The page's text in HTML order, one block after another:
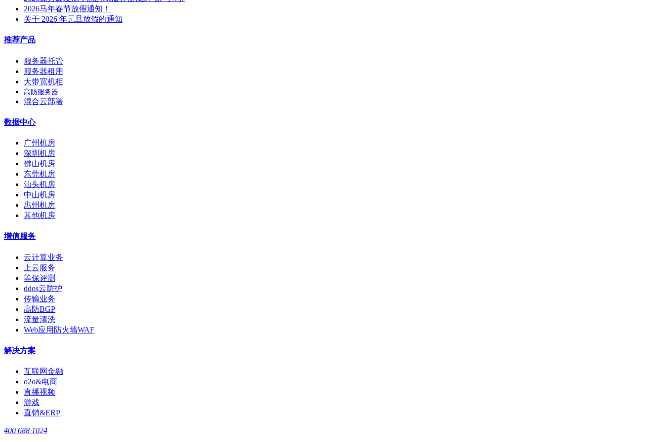
2026马年春节放假通知！
关于 2026 年元旦放假的通知
推荐产品
服务器托管
服务器租用
大带宽机柜
高防服务器
混合云部署
数据中心
广州机房
深圳机房
佛山机房
东莞机房
汕头机房
中山机房
惠州机房
其他机房
增值服务
云计算业务
上云服务
等保评测
ddos云防护
传输业务
高防BGP
流量清洗
Web应用防火墙WAF
解决方案
互联网金融
o2o&电商
直播视频
游戏
直销&ERP
400 688 1024